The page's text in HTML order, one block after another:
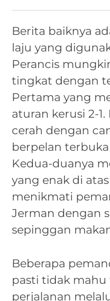
Berita baiknya
laju yang
Perancis
tingkat dengan
Pertama yang
aturan kerusi 2-
cerah dengan
berpelan
Kedua-duanya
yang enak di
menikmati
Jerman dengan
sepinggan
Beberapa
pasti tidak mahu
perjalanan